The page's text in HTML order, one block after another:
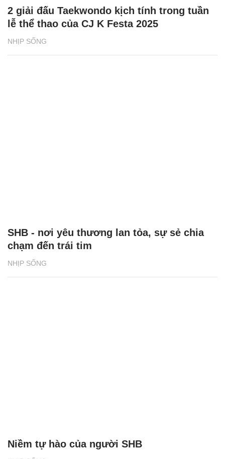
NHỊP SỐNG
2 giải đấu Taekwondo kịch tính trong tuần
lễ thể thao của CJ K Festa 2025
NHỊP SỐNG
SHB - nơi yêu thương lan tỏa, sự sẻ chia
chạm đến trái tim
Niềm tự hào của người SHB